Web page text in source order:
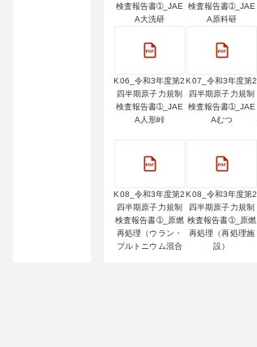
検査報告書➀_JAE
A大洗研
検査報告書➀_JAE
A原科研
K06_令和3年度第2
四半期原子力規制
検査報告書➀_JAE
A人形峠
K07_令和3年度第2
四半期原子力規制
検査報告書➀_JAE
Aむつ
K08_令和3年度第2
四半期原子力規制
検査報告書➀_原燃
再処理（ウラン・
プルトニウム混合
K08_令和3年度第2
四半期原子力規制
検査報告書➀_原燃
再処理（再処理施
設）